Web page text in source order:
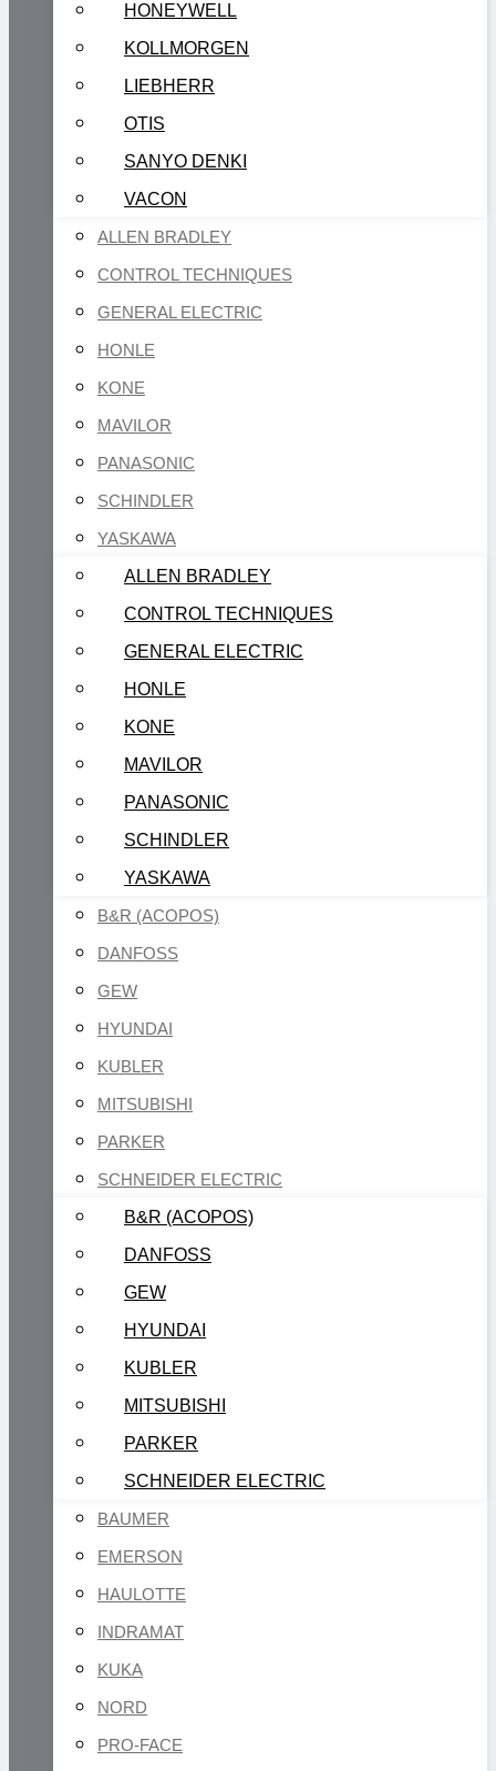
HONEYWELL
KOLLMORGEN
LIEBHERR
OTIS
SANYO DENKI
VACON
ALLEN BRADLEY
CONTROL TECHNIQUES
GENERAL ELECTRIC
HONLE
KONE
MAVILOR
PANASONIC
SCHINDLER
YASKAWA
ALLEN BRADLEY
CONTROL TECHNIQUES
GENERAL ELECTRIC
HONLE
KONE
MAVILOR
PANASONIC
SCHINDLER
YASKAWA
B&R (ACOPOS)
DANFOSS
GEW
HYUNDAI
KUBLER
MITSUBISHI
PARKER
SCHNEIDER ELECTRIC
B&R (ACOPOS)
DANFOSS
GEW
HYUNDAI
KUBLER
MITSUBISHI
PARKER
SCHNEIDER ELECTRIC
BAUMER
EMERSON
HAULOTTE
INDRAMAT
KUKA
NORD
PRO-FACE